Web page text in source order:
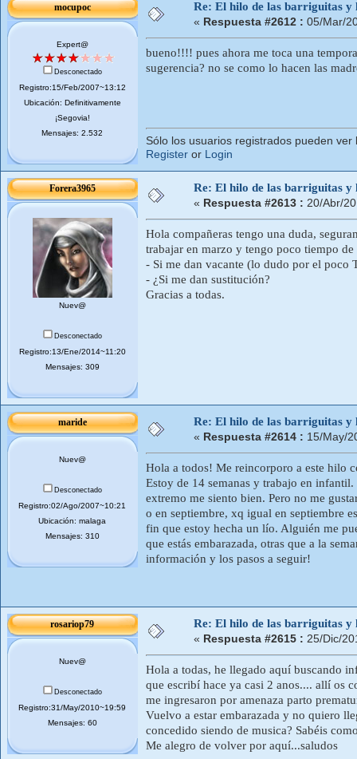
mocupoc
Expert@
Desconectado
Registro:15/Feb/2007~13:12
Ubicación: Definitivamente
¡Segovia!
Mensajes: 2.532
Re: El hilo de las barriguitas y
« Respuesta #2612 : 05/Mar/
bueno!!!! pues ahora me toca una
sugerencia? no se como lo hacen las
Sólo los usuarios registrados pueden ver
Register or Login
Forera3965
Nuev@
Desconectado
Registro:13/Ene/2014~11:20
Mensajes: 309
Re: El hilo de las barriguitas y
« Respuesta #2613 : 20/Abr/
Hola compañeras tengo una duda,
trabajar en marzo y tengo poco tiempo
- Si me dan vacante (lo dudo por el poco
- ¿Si me dan sustitución?
Gracias a todas.
maride
Nuev@
Desconectado
Registro:02/Ago/2007~10:21
Ubicación: malaga
Mensajes: 310
Re: El hilo de las barriguitas y
« Respuesta #2614 : 15/May/
Hola a todos! Me reincorporo a este hilo
Estoy de 14 semanas y trabajo en
extremo me siento bien. Pero no me
o en septiembre, xq igual en septiembre
fin que estoy hecha un lío. Alguién me
que estás embarazada, otras que a la
información y los pasos a seguir!
rosariop79
Nuev@
Desconectado
Registro:31/May/2010~19:59
Mensajes: 60
Re: El hilo de las barriguitas y
« Respuesta #2615 : 25/Dic/
Hola a todas, he llegado aquí buscando
que escribí hace ya casi 2 anos.... allí os
me ingresaron por amenaza parto
Vuelvo a estar embarazada y no quiero
concedido siendo de musica? Sabéis
Me alegro de volver por aquí...saludos